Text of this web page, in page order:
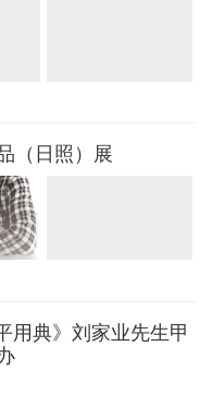
（日照）展
用典》刘家业先生甲